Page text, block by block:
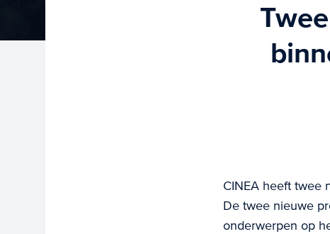
CINEA heeft twee
De twee nieuwe
onderwerpen op